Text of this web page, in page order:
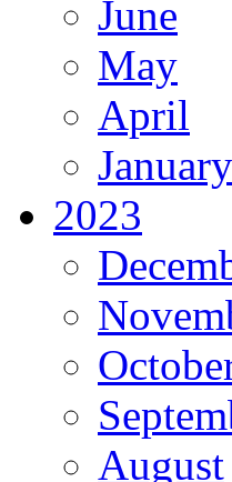
June
May
April
January
2023
August